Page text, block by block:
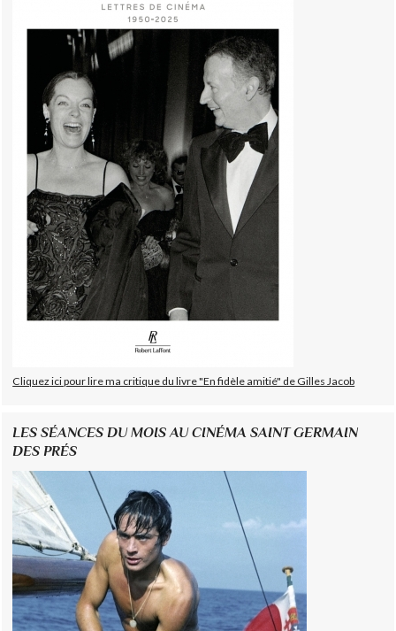
Cliquez ici pour lire ma critique du livre "En fidèle amitié" de Gilles Jacob
LES SÉANCES DU MOIS AU CINÉMA SAINT GERMAIN
DES PRÉS